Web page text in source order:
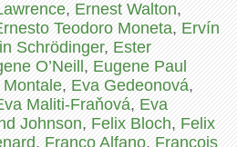
,Ernest Walton,
Teodoro Moneta,Ervín
Schrödinger,Ester
O’Neill,Eugene Paul
,Eva Gedeonová,
Maliti-Fraňová,Eva
Johnson,Felix Bloch,Felix
,Franco Alfano,François